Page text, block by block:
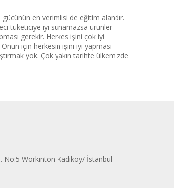
en verimlisi de eğitim alandır.
tüketiciye iyi sunamazsa ürünler
gerekir. Herkes işini çok iyi
Onun için herkesin işini iyi yapması
yok. Çok yakın tarihte ülkemizde
Workinton Kadıköy/ İstanbul